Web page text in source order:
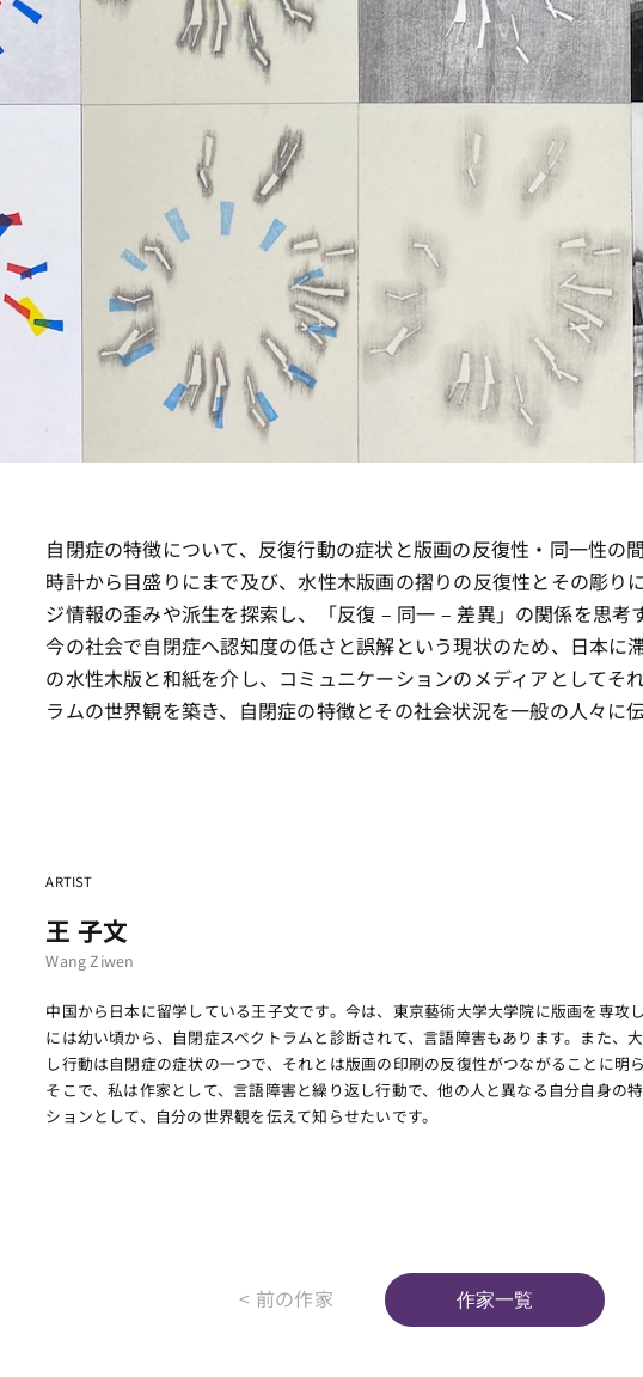
自閉症の特徴について、反復行動の症状と版画の反復性・同一性の
時計から目盛りにまで及び、水性木版画の摺りの反復性とその彫り
ジ情報の歪みや派生を探索し、「反復 – 同一 – 差異」の関係を思
今の社会で自閉症へ認知度の低さと誤解という現状のため、日本に
の水性木版と和紙を介し、コミュニケーションのメディアとしてそ
ラムの世界観を築き、自閉症の特徴とその社会状況を一般の人々に伝
ARTIST
王 子文
Wang Ziwen
中国から日本に留学している王子文です。今は、東京藝術大学大学院に版画を専攻
には幼い頃から、自閉症スペクトラムと診断されて、言語障害もあります。また、
し行動は自閉症の症状の一つで、それとは版画の印刷の反復性がつながることに明
そこで、私は作家として、言語障害と繰り返し行動で、他の人と異なる自分自身の
ションとして、自分の世界観を伝えて知らせたいです。
< 前の作家 作家一覧